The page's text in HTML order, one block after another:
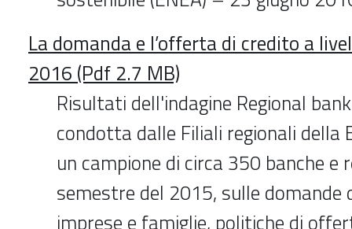
La domanda e l’offerta di credito a
2016 (Pdf 2.7 MB)
Risultati dell'indagine Regional
condotta dalle Filiali regionali della
un campione di circa 350 banche e
semestre del 2015, sulle domande
imprese e famiglie, politiche di